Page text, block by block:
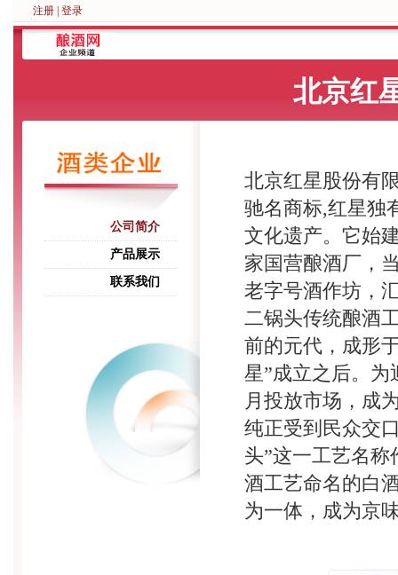
注册 登录
北京红
公司简介
产品展示
联系我们
北京红星股份有
驰名商标,红星独
文化遗产。它始
家国营酿酒厂，
老字号酒作坊，
二锅头传统酿酒
前的元代，成形
星”成立之后。为
月投放市场，成
纯正受到民众交
头”这一工艺名
酒工艺命名的白
为一体，成为京